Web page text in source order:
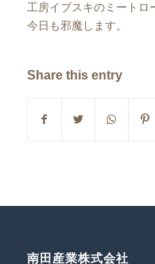
工房イブスキのミートロ
今日も邪魔します。
Share this entry
南田産業株式会社